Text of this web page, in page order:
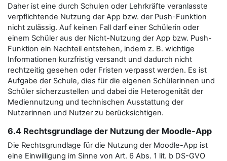
Daher ist eine durch Schulen oder Lehrkräfte veranlasste
verpflichtende Nutzung der App bzw. der Push-Funktion
nicht zulässig. Auf keinen Fall darf einer Schülerin oder
einem Schüler aus der Nicht-Nutzung der App bzw. Push-
Funktion ein Nachteil entstehen, indem z. B. wichtige
Informationen kurzfristig versandt und dadurch nicht
rechtzeitig gesehen oder Fristen verpasst werden. Es ist
Aufgabe der Schule, dies für die eigenen Schülerinnen und
Schüler sicherzustellen und dabei die Heterogenität der
Mediennutzung und technischen Ausstattung der
Nutzerinnen und Nutzer zu berücksichtigen.
6.4 Rechtsgrundlage der Nutzung der Moodle-App
Die Rechtsgrundlage für die Nutzung der Moodle-App ist
eine Einwilligung im Sinne von Art. 6 Abs. 1 lit. b DS-GVO